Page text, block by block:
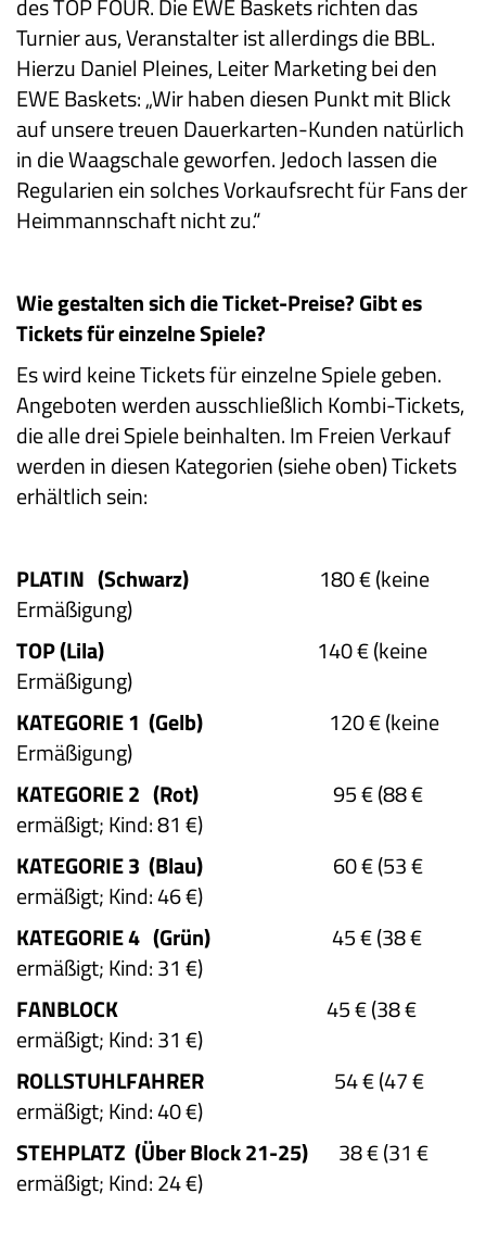
des TOP FOUR. Die EWE Baskets richten das
Turnier aus, Veranstalter ist allerdings die BBL.
Hierzu Daniel Pleines, Leiter Marketing bei den
EWE Baskets: „Wir haben diesen Punkt mit Blick
auf unsere treuen Dauerkarten-Kunden natürlich
in die Waagschale geworfen. Jedoch lassen die
Regularien ein solches Vorkaufsrecht für Fans der
Heimmannschaft nicht zu.“
Wie gestalten sich die Ticket-Preise? Gibt es
Tickets für einzelne Spiele?
Es wird keine Tickets für einzelne Spiele geben.
Angeboten werden ausschließlich Kombi-Tickets,
die alle drei Spiele beinhalten. Im Freien Verkauf
werden in diesen Kategorien (siehe oben) Tickets
erhältlich sein:
PLATIN (Schwarz) 180 €(keine
Ermäßigung)
TOP (Lila)
140 €(keine
Ermäßigung)
KATEGORIE 1 (Gelb) 120 €(keine
Ermäßigung)
KATEGORIE 2 (Rot) 95 €(88 €
ermäßigt; Kind: 81 €)
KATEGORIE 3 (Blau) 60 €(53 €
ermäßigt; Kind: 46 €)
KATEGORIE 4 (Grün) 45 €(38 €
ermäßigt; Kind: 31 €)
FANBLOCK
45 €(38 €
ermäßigt; Kind: 31 €)
ROLLSTUHLFAHRER
54 €(47 €
ermäßigt; Kind: 40 €)
STEHPLATZ (Über Block 21-25) 38 €(31 €
ermäßigt; Kind: 24 €)